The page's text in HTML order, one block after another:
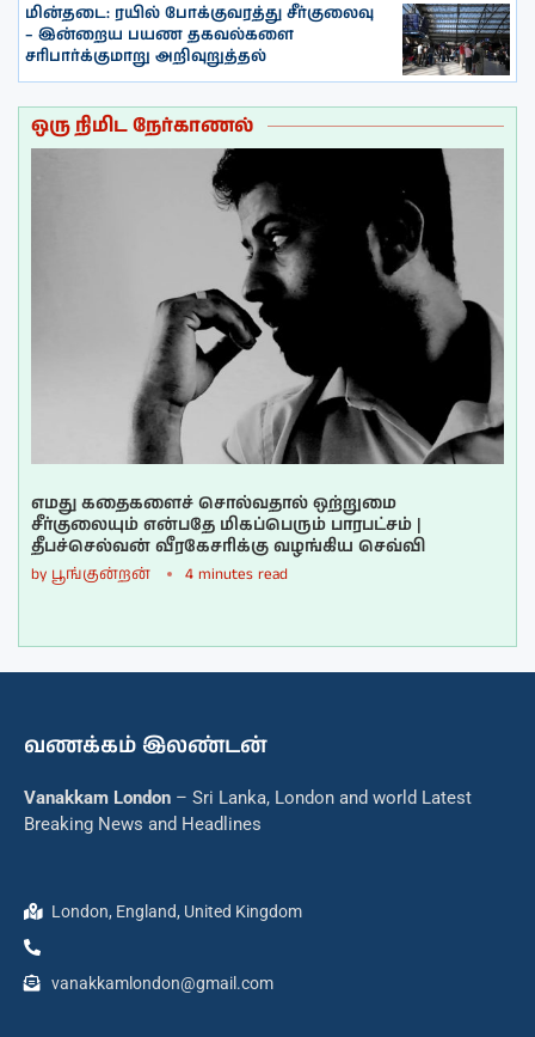
மின்தடை: ரயில் போக்குவரத்து சீர்குலைவு
– இன்றைய பயண தகவல்களை
சரிபார்க்குமாறு அறிவுறுத்தல்
ஒரு நிமிட நேர்காணல்
எமது கதைகளைச் சொல்வதால் ஒற்றுமை
சீர்குலையும் என்பதே மிகப்பெரும் பாரபட்சம் |
தீபச்செல்வன் வீரகேசரிக்கு வழங்கிய செவ்வி
by பூங்குன்றன் 4 minutes read
வணக்கம் இலண்டன்
Vanakkam London – Sri Lanka, London and world Latest
Breaking News and Headlines
London, England, United Kingdom
vanakkamlondon@gmail.com